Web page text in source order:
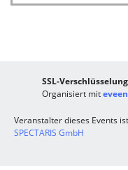
SSL-Verschlüsselung
Organisiert mit
Veranstalter dieses Events
SPECTARIS GmbH